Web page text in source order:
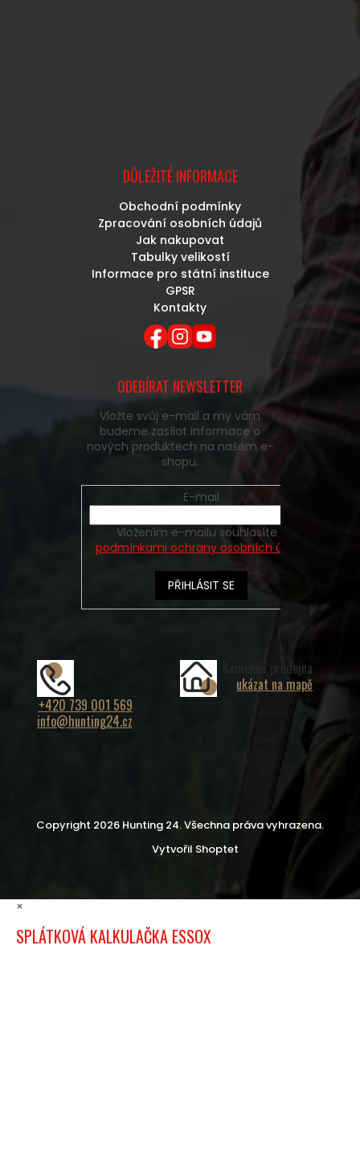
DŮLEŽITÉ INFORMACE
Obchodní podmínky
Zpracování osobních údajů
Jak nakupovat
Tabulky velikostí
Informace pro státní instituce
GPSR
Kontakty
ODEBÍRAT NEWSLETTER
Vložte svůj e-mail a my vám
budeme zasílat informace o
nových produktech na našem e-
shopu.
E-mail
podmínkami ochrany osobních údajů
PŘIHLÁSIT SE
+420 739 001 569
info@hunting24.cz
Kamenná prodejna
ukázat na mapě
Vytvořil Shoptet
Copyright 2026 Hunting 24. Všechna práva vyhrazena.
×
SPLÁTKOVÁ KALKULAČKA ESSOX